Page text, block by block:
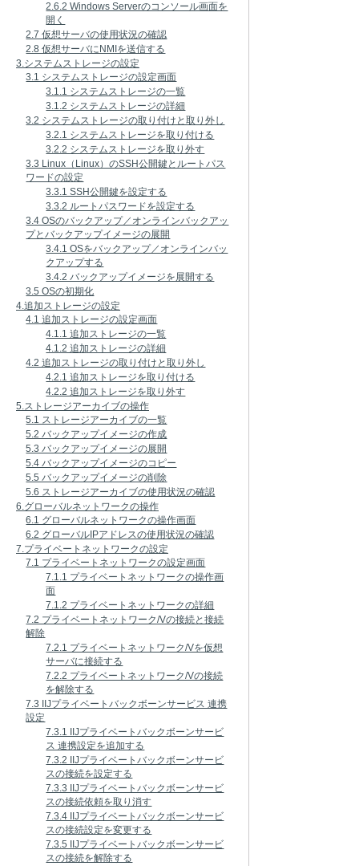
2.6.2 Windows Serverのコンソール画面を
開く
2.7 仮想サーバの使用状況の確認
2.8 仮想サーバにNMIを送信する
3.システムストレージの設定
3.1 システムストレージの設定画面
3.1.1 システムストレージの一覧
3.1.2 システムストレージの詳細
3.2 システムストレージの取り付けと取り外し
3.2.1 システムストレージを取り付ける
3.2.2 システムストレージを取り外す
3.3 Linux（Linux）のSSH公開鍵とルートパス
ワードの設定
3.3.1 SSH公開鍵を設定する
3.3.2 ルートパスワードを設定する
3.4 OSのバックアップ／オンラインバックアッ
プとバックアップイメージの展開
3.4.1 OSをバックアップ／オンラインバッ
クアップする
3.4.2 バックアップイメージを展開する
3.5 OSの初期化
4.追加ストレージの設定
4.1 追加ストレージの設定画面
4.1.1 追加ストレージの一覧
4.1.2 追加ストレージの詳細
4.2 追加ストレージの取り付けと取り外し
4.2.1 追加ストレージを取り付ける
4.2.2 追加ストレージを取り外す
5.ストレージアーカイブの操作
5.1 ストレージアーカイブの一覧
5.2 バックアップイメージの作成
5.3 バックアップイメージの展開
5.4 バックアップイメージのコピー
5.5 バックアップイメージの削除
5.6 ストレージアーカイブの使用状況の確認
6.グローバルネットワークの操作
6.1 グローバルネットワークの操作画面
6.2 グローバルIPアドレスの使用状況の確認
7.プライベートネットワークの設定
7.1 プライベートネットワークの設定画面
7.1.1 プライベートネットワークの操作画
面
7.1.2 プライベートネットワークの詳細
7.2 プライベートネットワーク/Vの接続と接続
解除
7.2.1 プライベートネットワーク/Vを仮想
サーバに接続する
7.2.2 プライベートネットワーク/Vの接続
を解除する
7.3 IIJプライベートバックボーンサービス 連携
設定
7.3.1 IIJプライベートバックボーンサービ
ス 連携設定を追加する
7.3.2 IIJプライベートバックボーンサービ
スの接続を設定する
7.3.3 IIJプライベートバックボーンサービ
スの接続依頼を取り消す
7.3.4 IIJプライベートバックボーンサービ
スの接続設定を変更する
7.3.5 IIJプライベートバックボーンサービ
スの接続を解除する